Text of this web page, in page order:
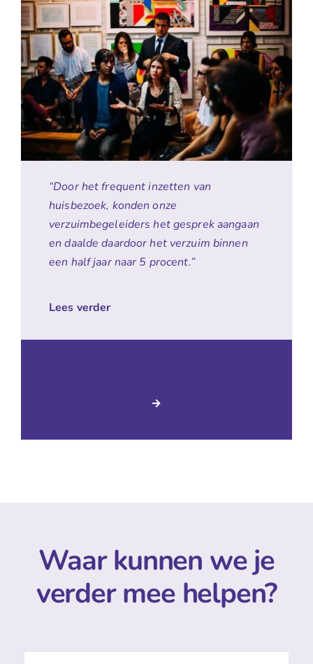
“Door het frequent inzetten van
huisbezoek, konden onze
verzuimbegeleiders het gesprek aangaan
en daalde daardoor het verzuim binnen
een half jaar naar 5 procent.”
Lees verder
Waar kunnen we je
verder mee helpen?